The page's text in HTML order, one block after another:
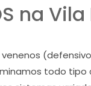
na
todo